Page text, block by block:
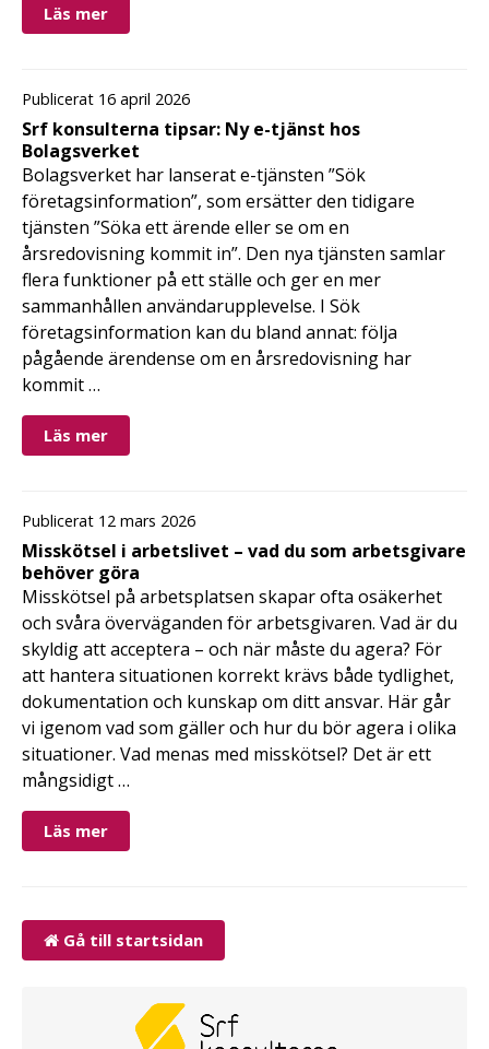
Läs mer
Publicerat 16 april 2026
Srf konsulterna tipsar: Ny e-tjänst hos
Bolagsverket
Bolagsverket har lanserat e-tjänsten ”Sök
företagsinformation”, som ersätter den tidigare
tjänsten ”Söka ett ärende eller se om en
årsredovisning kommit in”. Den nya tjänsten samlar
flera funktioner på ett ställe och ger en mer
sammanhållen användarupplevelse. I Sök
företagsinformation kan du bland annat: följa
pågående ärendense om en årsredovisning har
kommit …
Läs mer
Publicerat 12 mars 2026
Misskötsel i arbetslivet – vad du som arbetsgivare
behöver göra
Misskötsel på arbetsplatsen skapar ofta osäkerhet
och svåra överväganden för arbetsgivaren. Vad är du
skyldig att acceptera – och när måste du agera? För
att hantera situationen korrekt krävs både tydlighet,
dokumentation och kunskap om ditt ansvar. Här går
vi igenom vad som gäller och hur du bör agera i olika
situationer. Vad menas med misskötsel? Det är ett
mångsidigt …
Läs mer
Gå till startsidan